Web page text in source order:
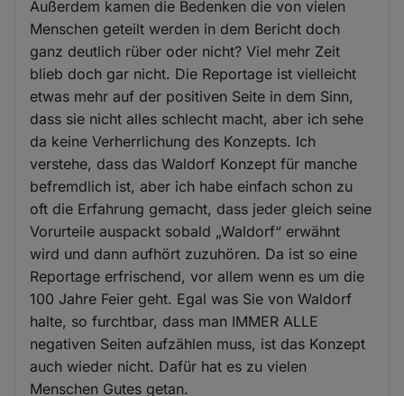
Außerdem kamen die Bedenken die von vielen
Menschen geteilt werden in dem Bericht doch
ganz deutlich rüber oder nicht? Viel mehr Zeit
blieb doch gar nicht. Die Reportage ist vielleicht
etwas mehr auf der positiven Seite in dem Sinn,
dass sie nicht alles schlecht macht, aber ich sehe
da keine Verherrlichung des Konzepts. Ich
verstehe, dass das Waldorf Konzept für manche
befremdlich ist, aber ich habe einfach schon zu
oft die Erfahrung gemacht, dass jeder gleich seine
Vorurteile auspackt sobald „Waldorf“ erwähnt
wird und dann aufhört zuzuhören. Da ist so eine
Reportage erfrischend, vor allem wenn es um die
100 Jahre Feier geht. Egal was Sie von Waldorf
halte, so furchtbar, dass man IMMER ALLE
negativen Seiten aufzählen muss, ist das Konzept
auch wieder nicht. Dafür hat es zu vielen
Menschen Gutes getan.